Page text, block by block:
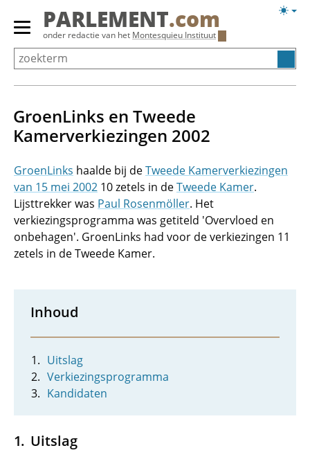
Overslaan
Primair
menu
tonen/verbergen
PARLEMENT.com
onder redactie van het Montesquieu Instituut
GroenLinks en Tweede
Kamerverkiezingen 2002
GroenLinks haalde bij deTweede Kamerverkiezingen
van 15 mei 2002 10 zetels in deTweede Kamer.
Lijsttrekker was Paul Rosenmöller. Het
verkiezingsprogramma was getiteld 'Overvloed en
onbehagen'. GroenLinks had voor de verkiezingen 11
zetels in de Tweede Kamer.
Inhoud
Uitslag
Verkiezingsprogramma
Kandidaten
Uitslag